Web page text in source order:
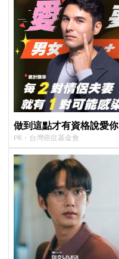
做到這點才有資格說愛你
PR・台灣癌症基金會